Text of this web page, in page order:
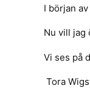
I början
Nu vill jag
Vi ses på
Tora